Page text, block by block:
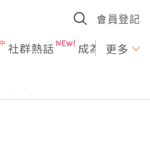
會員登記
社群熱話 成為U更多